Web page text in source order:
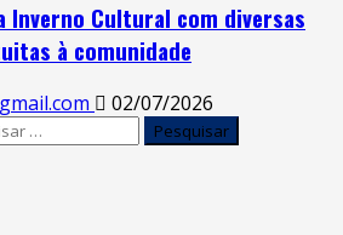
Inverno Cultural com diversas
à comunidade
02/07/2026